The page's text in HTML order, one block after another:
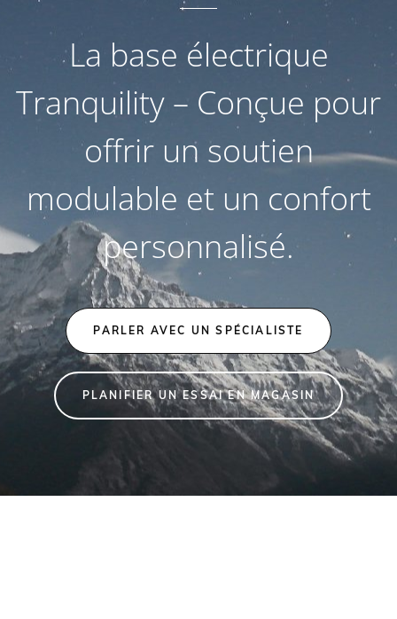
La base électrique
Tranquility – Conçue pour
offrir un soutien
modulable et un confort
personnalisé.
PARLER AVEC UN SPÉCIALISTE
PLANIFIER UN ESSAI EN MAGASIN